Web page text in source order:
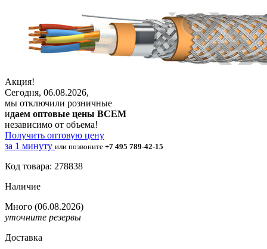
Акция!
Сегодня, 06.08.2026,
мы отключили розничные
идаем оптовые цены ВСЕМ
независимо от объема!
Получить оптовую цену
за 1 минуту или позвоните +7 495 789-42-15
Код товара: 278838
Наличие
Много (06.08.2026)
уточните резервы
Доставка